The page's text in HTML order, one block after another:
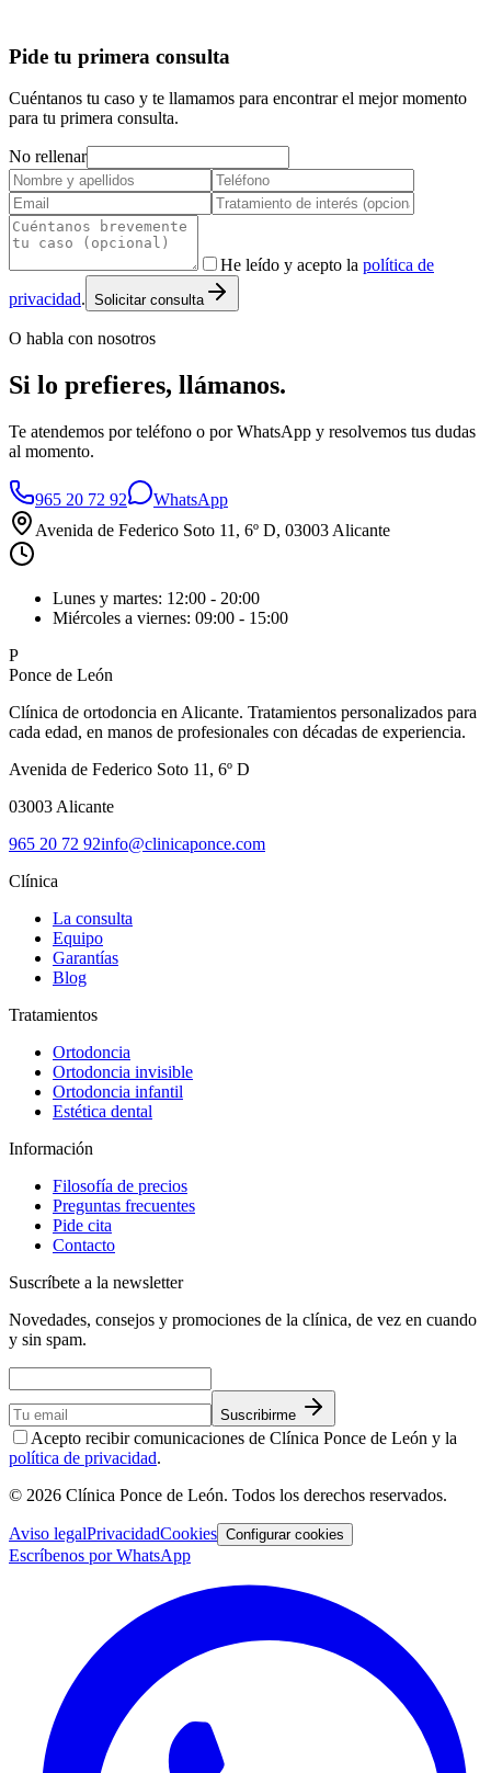
Pide tu primera consulta
Cuéntanos tu caso y te llamamos para encontrar el mejor momento
para tu primera consulta.
No rellenar
He leído y acepto la política de
privacidad. Solicitar consulta
O habla con nosotros
Si lo prefieres, llámanos.
Te atendemos por teléfono o por WhatsApp y resolvemos tus dudas
al momento.
965 20 72 92
WhatsApp
Avenida de Federico Soto 11, 6º D, 03003 Alicante
Lunes y martes: 12:00 - 20:00
Miércoles a viernes: 09:00 - 15:00
P
Ponce de León
Clínica de ortodoncia en Alicante. Tratamientos personalizados para
cada edad, en manos de profesionales con décadas de experiencia.
Avenida de Federico Soto 11, 6º D
03003 Alicante
965 20 72 92info@clinicaponce.com
Clínica
La consulta
Equipo
Garantías
Blog
Tratamientos
Ortodoncia
Ortodoncia invisible
Ortodoncia infantil
Estética dental
Información
Filosofía de precios
Preguntas frecuentes
Pide cita
Contacto
Suscríbete a la newsletter
Novedades, consejos y promociones de la clínica, de vez en cuando
y sin spam.
Suscribirme
Acepto recibir comunicaciones de Clínica Ponce de León y la
política de privacidad.
© 2026 Clínica Ponce de León. Todos los derechos reservados.
Aviso legalPrivacidadCookies Configurar cookies
Escríbenos por WhatsApp